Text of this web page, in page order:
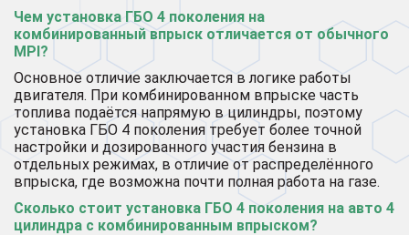
Чем установка ГБО 4 поколения на
комбинированный впрыск отличается от обычного
MPI?
Основное отличие заключается в логике работы
двигателя. При комбинированном впрыске часть
топлива подаётся напрямую в цилиндры, поэтому
установка ГБО 4 поколения требует более точной
настройки и дозированного участия бензина в
отдельных режимах, в отличие от распределённого
впрыска, где возможна почти полная работа на газе.
Сколько стоит установка ГБО 4 поколения на авто 4
цилиндра с комбинированным впрыском?